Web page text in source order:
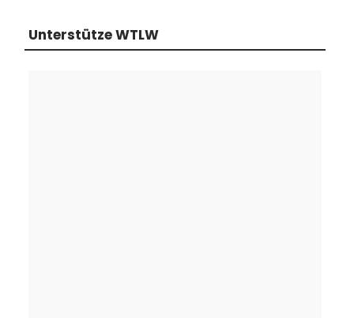
Unterstütze WTLW